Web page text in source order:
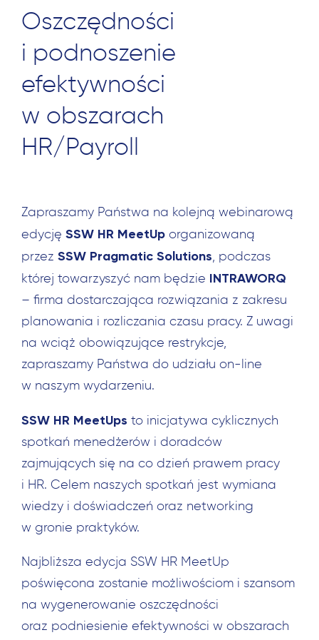
Oszczędności
i podnoszenie
efektywności
w obszarach
HR/Payroll
Zapraszamy Państwa na kolejną webinarową
edycję SSW HR MeetUp organizowaną
przez SSW Pragmatic Solutions, podczas
której towarzyszyć nam będzie INTRAWORQ
– firma dostarczająca rozwiązania z zakresu
planowania i rozliczania czasu pracy. Z uwagi
na wciąż obowiązujące restrykcje,
zapraszamy Państwa do udziału on-line
w naszym wydarzeniu.
SSW HR MeetUps to inicjatywa cyklicznych
spotkań menedżerów i doradców
zajmujących się na co dzień prawem pracy
i HR. Celem naszych spotkań jest wymiana
wiedzy i doświadczeń oraz networking
w gronie praktyków.
Najbliższa edycja SSW HR MeetUp
poświęcona zostanie możliwościom i szansom
na wygenerowanie oszczędności
oraz podniesienie efektywności w obszarach